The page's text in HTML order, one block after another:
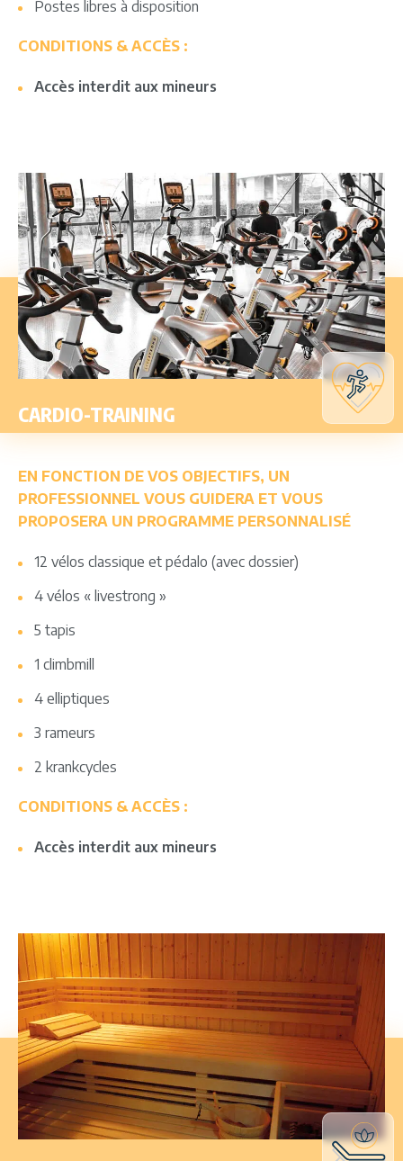
Postes libres à disposition
CONDITIONS & ACCÈS :
Accès interdit aux mineurs
EN FONCTION DE VOS OBJECTIFS, UN
PROFESSIONNEL VOUS GUIDERA ET VOUS
PROPOSERA UN PROGRAMME PERSONNALISÉ
12 vélos classique et pédalo (avec dossier)
4 vélos « livestrong »
5 tapis
1 climbmill
4 elliptiques
3 rameurs
2 krankcycles
CONDITIONS & ACCÈS :
Accès interdit aux mineurs
CARDIO-TRAINING